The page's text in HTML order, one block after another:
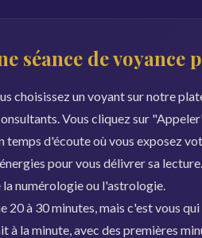
séance de voyance
choisissez un voyant sur notre
Vous cliquez sur
temps d'écoute où vous exposez
pour vous délivrer sa
numérologie ou l'astrologie.
20 à 30 minutes, mais c'est vous
à la minute, avec des premières